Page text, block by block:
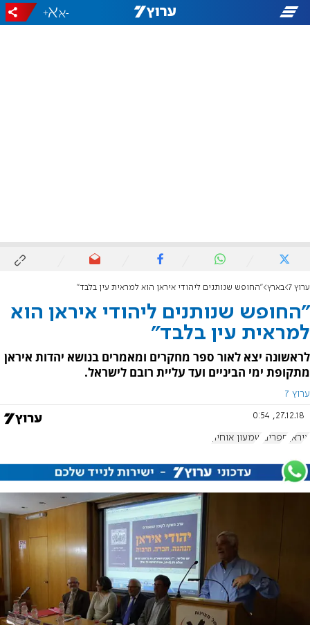
-
+
ערוץ 7 בארץ "החופש שנותנים ליהודי איראן הוא למראית עין בלבד"
"החופש שנותנים ליהודי איראן הוא
למראית עין בלבד"
לראשונה יצא לאור ספר מחקרים ומאמרים בנושא יהדות איראן
מתקופת ימי הביניים ועד עליית רובם לישראל.
ערוץ 7
27.12.18, 0:54
איראן ספרים שמעון אוחיון